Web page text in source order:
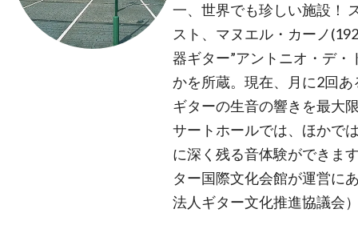
一、世界でも珍しい施設！
スト、マヌエル・カーノ
器ギター”アントニオ・デ
かを所蔵。現在、月に2回
ギターの生音の響きを最大
サートホールでは、ほかで
に深く残る音体験ができま
ター国際文化会館が運営に
法人ギター文化推進協議会